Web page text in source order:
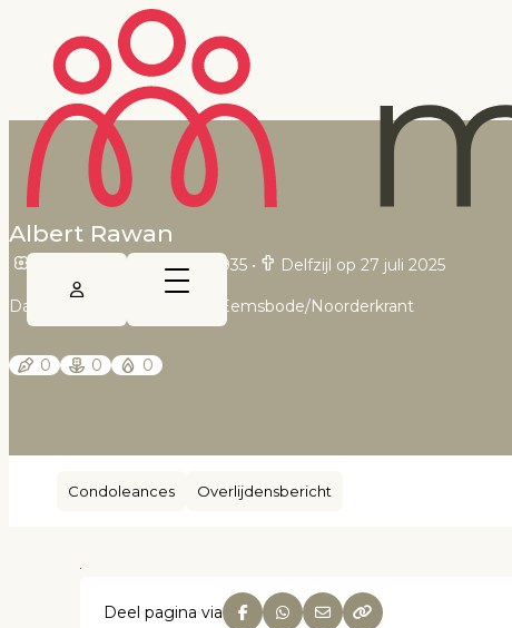
Albert Rawan
Pekalongan op 10 april 1935 • Delfzijl op 27 juli 2025
Dagblad van het Noorden, Eemsbode/Noorderkrant
0 0 0
Condoleances Overlijdensbericht
Deel pagina via